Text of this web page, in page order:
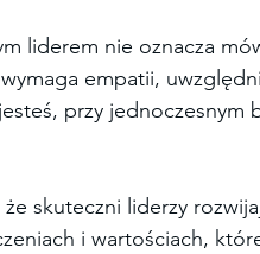
liderem nie oznacza
empatii,
przy jednoczesnym
skuteczni liderzy
i wartościach,